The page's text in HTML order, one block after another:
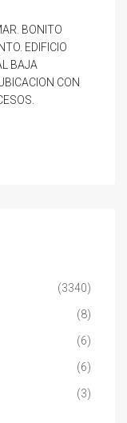
BONITO
EDIFICIO
BAJA
CON
(3340)
(8)
(6)
(6)
(3)